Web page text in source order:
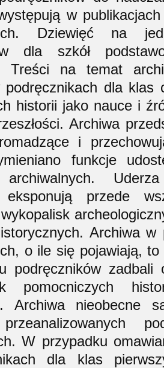
w
Dziewięć na
dla szkół
Treści na temat
podręcznikach dla klas
historii jako nauce i
Archiwa
i
funkcje
archiwalnych.
eksponują przede
Archiwa w
o ile się pojawiają,
podręczników zadbali
pomocniczych
Archiwa nieobecne
W przypadku
dla klas